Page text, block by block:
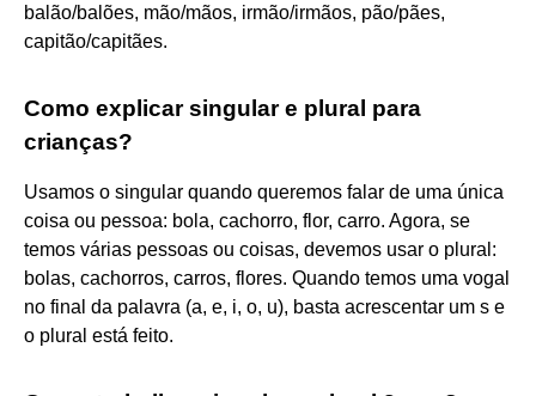
balão/balões, mão/mãos, irmão/irmãos, pão/pães,
capitão/capitães.
Como explicar singular e plural para
crianças?
Usamos o singular quando queremos falar de uma única
coisa ou pessoa: bola, cachorro, flor, carro. Agora, se
temos várias pessoas ou coisas, devemos usar o plural:
bolas, cachorros, carros, flores. Quando temos uma vogal
no final da palavra (a, e, i, o, u), basta acrescentar um s e
o plural está feito.